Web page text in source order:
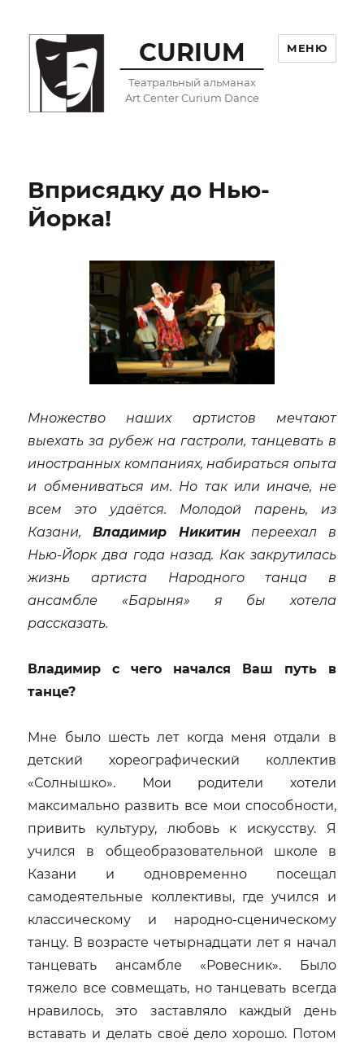
CURIUM
Театральный альманах
Art Center Curium Dance
МЕНЮ
Вприсядку до Нью-
Йорка!
Множество наших артистов мечтают
выехать за рубеж на гастроли, танцевать в
иностранных компаниях, набираться опыта
и обмениваться им. Но так или иначе, не
всем это удаётся. Молодой парень, из
Казани, Владимир Никитинпереехал в
Нью-Йорк два года назад. Как закрутилась
жизнь артиста Народного танца в
ансамбле «Барыня» я бы хотела
рассказать.
Владимир с чего начался Ваш путь в
танце?
Мне было шесть лет когда меня отдали в
детский хореографический коллектив
«Солнышко». Мои родители хотели
максимально развить все мои способности,
привить культуру, любовь к искусству. Я
учился в общеобразовательной школе в
Казани и одновременно посещал
самодеятельные коллективы, где учился и
классическому и народно-сценическому
танцу. В возрасте четырнадцати лет я начал
танцевать ансамбле «Ровесник». Было
тяжело все совмещать, но танцевать всегда
нравилось, это заставляло каждый день
вставать и делать своё дело хорошо. Потом